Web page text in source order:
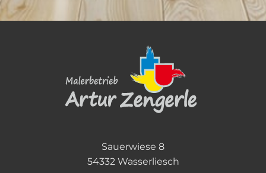
Sauerwiese 8
54332 Wasserliesch